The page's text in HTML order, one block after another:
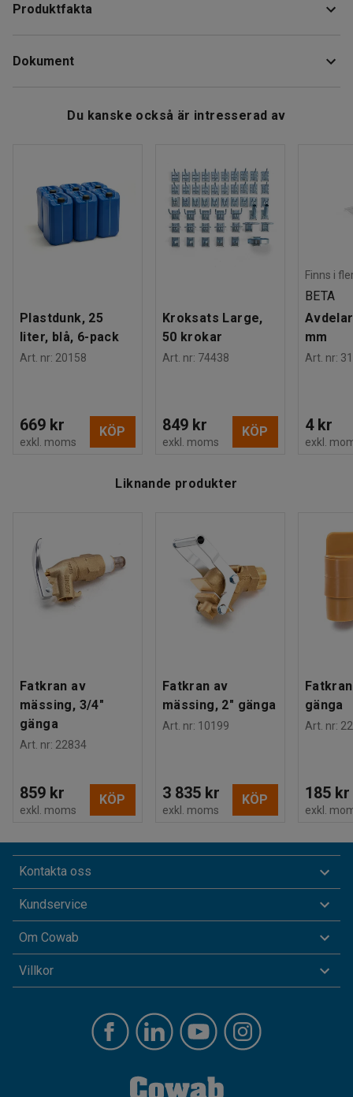
FM-godkänd och justerbar. Självslutande med 2” gänga.
Produktfakta
Rek. antal personer för hantering
Dokument
Du kanske också är intresserad av
Plastdunk, 25
liter, blå, 6-pack
Art. nr: 20158
669 kr
exkl. moms
KÖP
Kroksats Large,
50 krokar
Art. nr: 74438
849 kr
exkl. moms
KÖP
Finns i
BETA
mm
Art. nr:
4 kr
exkl.
Liknande produkter
Fatkran av
mässing, 3/4"
gänga
Art. nr: 22834
859 kr
exkl. moms
KÖP
Fatkran av
mässing, 2" gänga
Art. nr: 10199
3 835 kr
exkl. moms
KÖP
gänga
Art. nr:
185 kr
exkl.
Kontakta oss
Kundservice
Om Cowab
Villkor